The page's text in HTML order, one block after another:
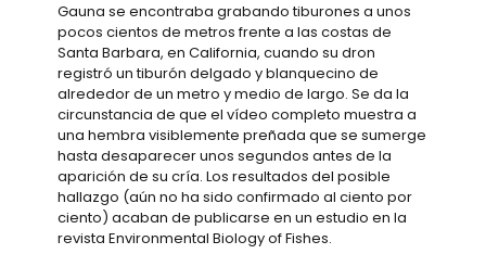
Gauna se encontraba grabando tiburones a unos
pocos cientos de metros frente a las costas de
Santa Barbara, en California, cuando su dron
registró un tiburón delgado y blanquecino de
alrededor de un metro y medio de largo. Se da la
circunstancia de que el vídeo completo muestra a
una hembra visiblemente preñada que se sumerge
hasta desaparecer unos segundos antes de la
aparición de su cría. Los resultados del posible
hallazgo (aún no ha sido confirmado al ciento por
ciento) acaban de publicarse en un estudio en la
revista Environmental Biology of Fishes.